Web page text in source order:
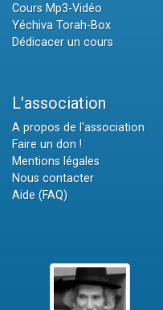
Cours Mp3-Vidéo
Yéchiva Torah-Box
Dédicacer un cours
L'association
A propos de l'association
Faire un don !
Mentions légales
Nous contacter
Aide (FAQ)